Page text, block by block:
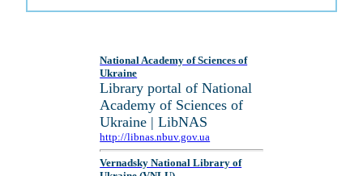
National Academy of Sciences of
Ukraine
Library portal of National
Academy of Sciences of
Ukraine | LibNAS
http://libnas.nbuv.gov.ua
Vernadsky National Library of